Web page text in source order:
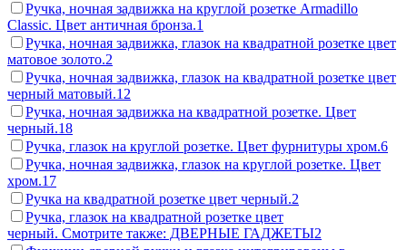
Ручка, ночная задвижка на круглой розетке Armadillo
Classic. Цвет античная бронза.1
Ручка, ночная задвижка, глазок на квадратной розетке цвет
матовое золото.2
Ручка, ночная задвижка, глазок на квадратной розетке цвет
черный матовый.12
Ручка, ночная задвижка на квадратной розетке. Цвет
черный.18
Ручка, глазок на круглой розетке. Цвет фурнитуры хром.6
Ручка, ночная задвижка, глазок на круглой розетке. Цвет
хром.17
Ручка на квадратной розетке цвет черный.2
Ручка, глазок на квадратной розетке цвет
черный. Смотрите также: ДВЕРНЫЕ ГАДЖЕТЫ2